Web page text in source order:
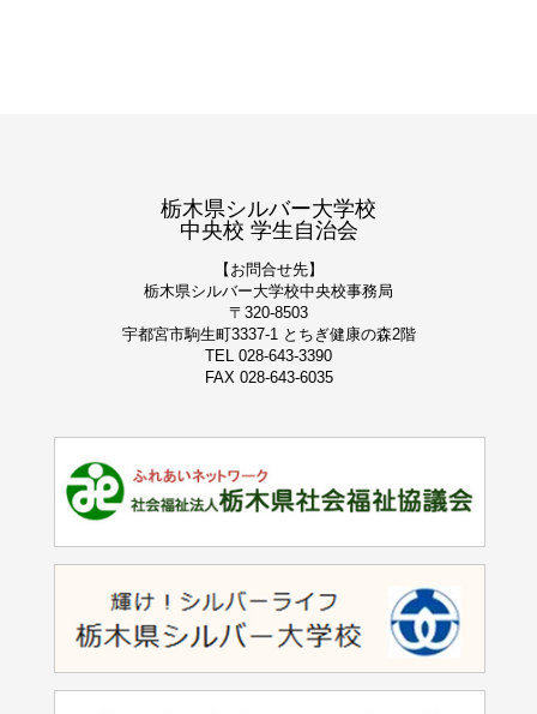
栃木県シルバー大学校
中央校 学生自治会
【お問合せ先】
栃木県シルバー大学校中央校事務局
〒320-8503
宇都宮市駒生町3337-1 とちぎ健康の森2階
TEL 028-643-3390
FAX 028-643-6035